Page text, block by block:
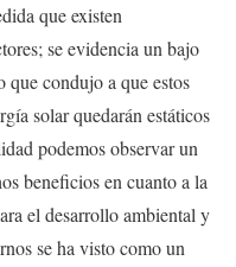
que existen
se evidencia un bajo
que condujo a que estos
solar quedarán estáticos
podemos observar un
beneficios en cuanto a la
el desarrollo ambiental y
se ha visto como un